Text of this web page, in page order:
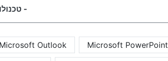
-
Microsoft PowerPoint
Microsoft Outlook